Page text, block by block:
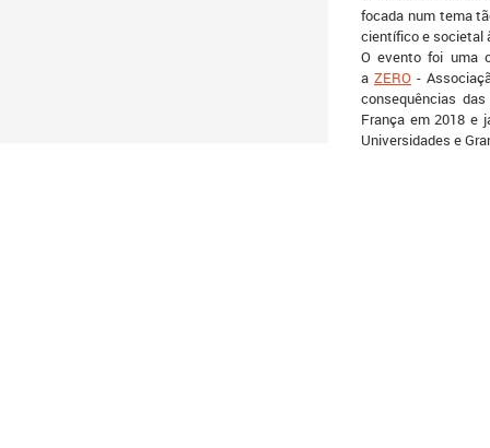
focada num tema
científico e societal
O evento foi uma
aZERO -
consequências
França em 2018 e
Universidades e